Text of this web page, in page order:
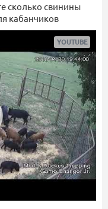
сколько свинины
кабанчиков